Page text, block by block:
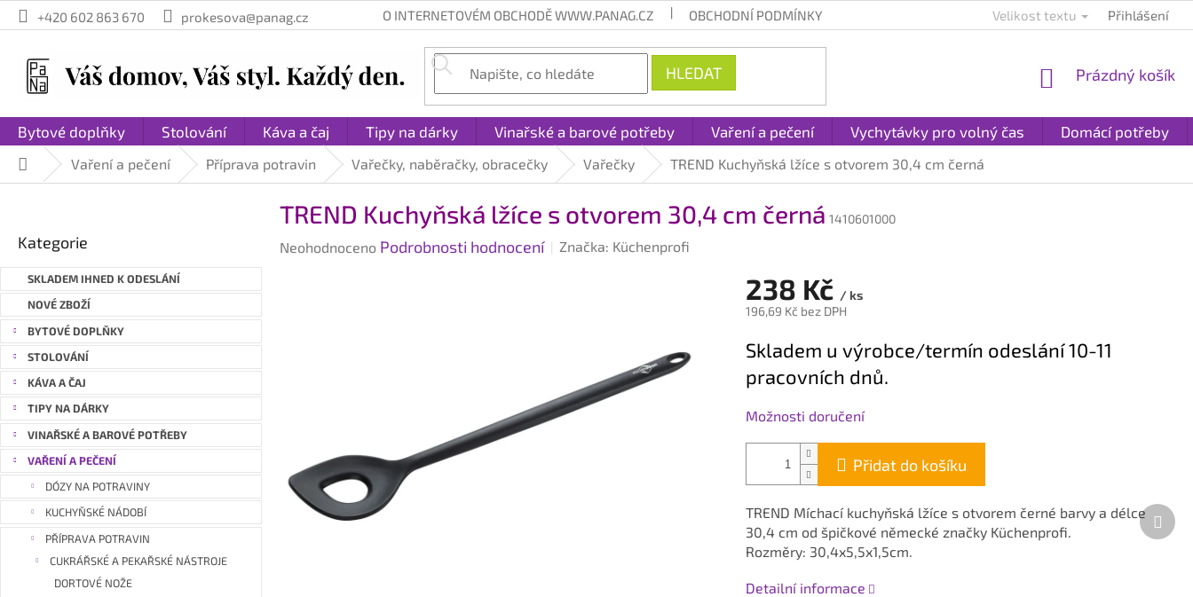
Přejít
na
+420 602 863 670 prokesova@panag.cz O INTERNETOVÉM OBCHODĚ WWW.PANAG.CZ OBCHODNÍ PODMÍNKY PLATBA A DOPRAVA REKLAMACE
Velikost textu Přihlášení
HLEDAT
NÁKUPNÍ
Prázdný košík
Bytové doplňky Stolování Káva a čaj Tipy na dárky Vinařské a barové potřeby Vaření a pečení Vychytávky pro volný čas Domácí potřeby
DomůVaření a pečení Příprava potravin Vařečky, naběračky, obracečky Vařečky TREND Kuchyňská lžíce s otvorem 30,4 cm černá
a
n
n
í
n
e
l
kategorie
Kategorie
SKLADEM IHNED K ODESLÁNÍ
NOVÉ ZBOŽÍ
BYTOVÉ DOPLŇKY
STOLOVÁNÍ
KÁVA A ČAJ
TIPY NA DÁRKY
VINAŘSKÉ A BAROVÉ POTŘEBY
VAŘENÍ A PEČENÍ
DÓZY NA POTRAVINY
KUCHYŇSKÉ NÁDOBÍ
PŘÍPRAVA POTRAVIN
CUKRÁŘSKÉ A PEKAŘSKÉ NÁSTROJE
DORTOVÉ NOŽE
TREND Kuchyňská lžíce s otvorem 30,4 cm černá 1410601000
Průměrné
Neohodnoceno Podrobnosti hodnocení Značka: Küchenprofi
238 Kč / ks
196,69 Kč bez DPH
cena:
Skladem u výrobce/termín odeslání 10-11
pracovních dnů.
Možnosti doručení
Přidat do košíku
TREND Míchací kuchyňská lžíce s otvorem černé barvy a délce
30,4 cm od špičkové německé značky Küchenprofi.
Rozměry: 30,4x5,5x1,5cm.
Detailní informace